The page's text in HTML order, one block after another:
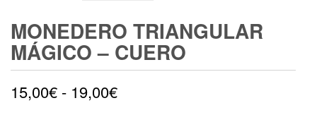
MONEDERO TRIANGULAR
MÁGICO – CUERO
15,00€ - 19,00€Rango